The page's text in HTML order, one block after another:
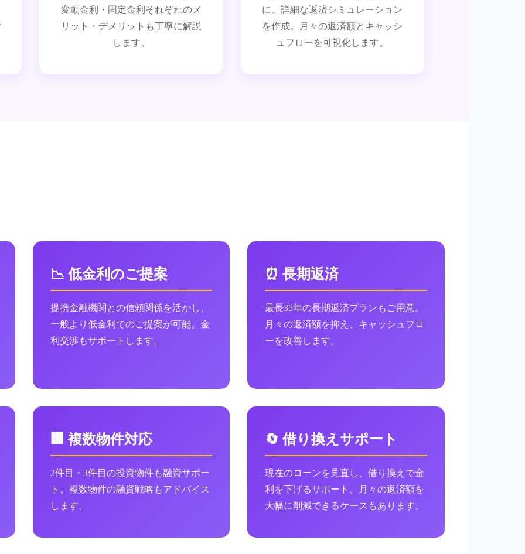
変動金利・固定金利それぞれのメ
リット・デメリットも丁寧に解説
します。
に、詳細な返済シミュレーション
を作成。月々の返済額とキャッシ
ュフローを可視化します。
📉 低金利のご提案
提携金融機関との信頼関係を活かし、
一般より低金利でのご提案が可能。金
利交渉もサポートします。
⏰ 長期返済
最長35年の長期返済プランもご用意。
月々の返済額を抑え、キャッシュフロ
ーを改善します。
🏢 複数物件対応
2件目・3件目の投資物件も融資サポー
ト。複数物件の融資戦略もアドバイス
します。
🔄 借り換えサポート
現在のローンを見直し、借り換えで金
利を下げるサポート。月々の返済額を
大幅に削減できるケースもあります。